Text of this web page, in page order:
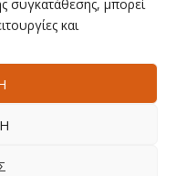
συγκατάθεσης, μπορεί
και